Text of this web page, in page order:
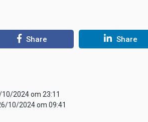
Share Share
2024 om 23:11
10/2024 om 09:41